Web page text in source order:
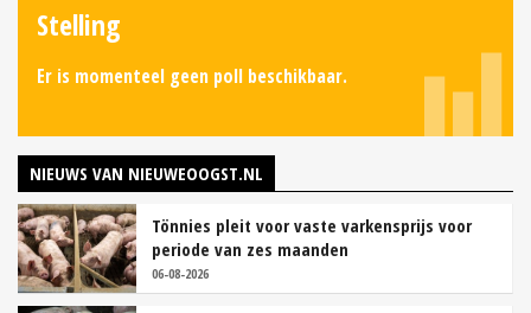
Stelling
Er is momenteel geen poll beschikbaar.
NIEUWS VAN NIEUWEOOGST.NL
Tönnies pleit voor vaste varkensprijs voor
periode van zes maanden
06-08-2026